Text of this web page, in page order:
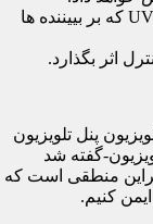
یک محافظ خوب باید از اشعه فرابنفش یا UV که بر بییننده ها
اثر بگذارد.
پنل تلویزیون
گفته شد
منطقی است که
کنیم.